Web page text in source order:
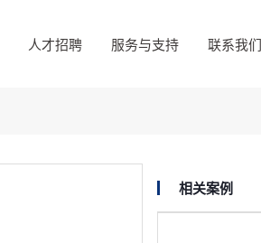
人才招聘 服务与支持 联系我们
相关案例